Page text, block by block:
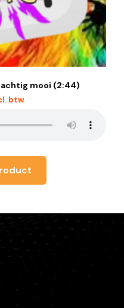
mooi (2:44)
btw